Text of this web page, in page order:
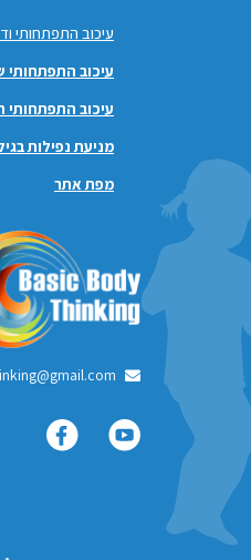
עיכוב התפתחותי
עיכוב התפתחותי
עיכוב התפתחותי
מניעת נפילות
מפת אתר